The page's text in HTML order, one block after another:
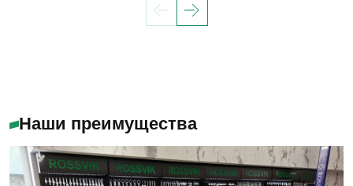
Наши преимущества